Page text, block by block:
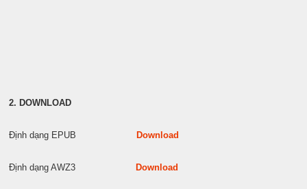
2. DOWNLOAD
Định dạng EPUB Download
Định dạng AWZ3 Download